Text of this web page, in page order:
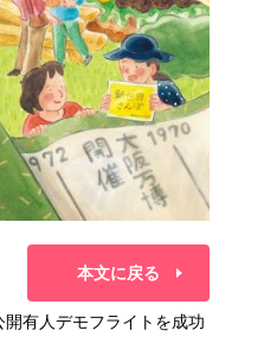
本文に戻る
有人デモフライトを成功